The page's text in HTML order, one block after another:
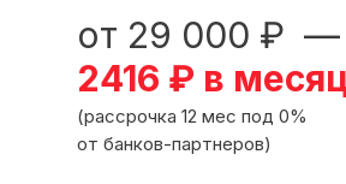
(рассрочка 12 мес под 0%
от банков-партнеров)
2416 ₽ в
от 29 000 ₽ —
Международный центр медицинского
и фармацевтического образования
8 800 444 10 82